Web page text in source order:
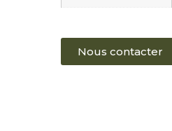
Nous contacter